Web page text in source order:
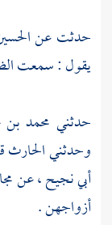
حدثت عن
يقول : سمعت
حدثني محمد
وحدثنيالحارث
أبي نجيح، عن
أزواجهن .